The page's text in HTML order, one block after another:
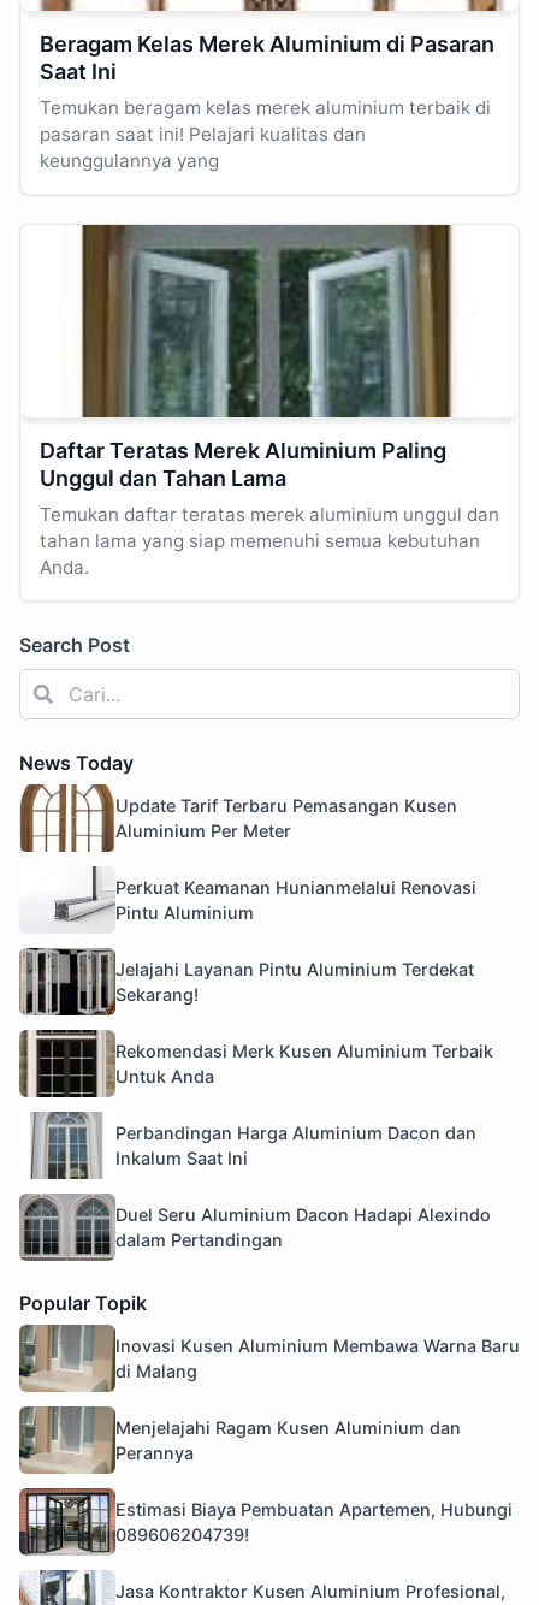
Beragam Kelas Merek Aluminium di Pasaran
Saat Ini
Temukan beragam kelas merek aluminium terbaik di
pasaran saat ini! Pelajari kualitas dan
keunggulannya yang
Daftar Teratas Merek Aluminium Paling
Unggul dan Tahan Lama
Temukan daftar teratas merek aluminium unggul dan
tahan lama yang siap memenuhi semua kebutuhan
Anda.
Search Post
News Today
Update Tarif Terbaru Pemasangan Kusen
Aluminium Per Meter
Perkuat Keamanan Hunianmelalui Renovasi
Pintu Aluminium
Jelajahi Layanan Pintu Aluminium Terdekat
Sekarang!
Rekomendasi Merk Kusen Aluminium Terbaik
Untuk Anda
Perbandingan Harga Aluminium Dacon dan
Inkalum Saat Ini
Duel Seru Aluminium Dacon Hadapi Alexindo
dalam Pertandingan
Popular Topik
Inovasi Kusen Aluminium Membawa Warna Baru
di Malang
Menjelajahi Ragam Kusen Aluminium dan
Perannya
Estimasi Biaya Pembuatan Apartemen, Hubungi
089606204739!
Jasa Kontraktor Kusen Aluminium Profesional,